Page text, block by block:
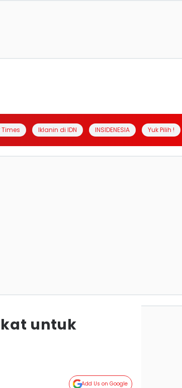
Iklanin di IDN INSIDENESIA Yuk Pilih !
untuk
Add Us on Google